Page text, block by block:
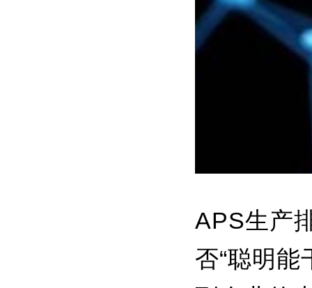
APS生产
否“聪明